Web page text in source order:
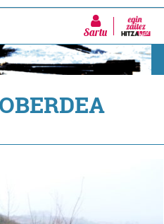
Sartu